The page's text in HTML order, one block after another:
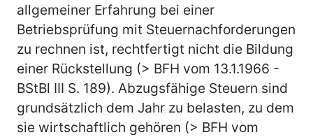
allgemeiner Erfahrung bei einer
Betriebsprüfung mit Steuernachforderungen
zu rechnen ist, rechtfertigt nicht die Bildung
einer Rückstellung (> BFH vom 13.1.1966 -
BStBl III S. 189). Abzugsfähige Steuern sind
grundsätzlich dem Jahr zu belasten, zu dem
sie wirtschaftlich gehören (> BFH vom